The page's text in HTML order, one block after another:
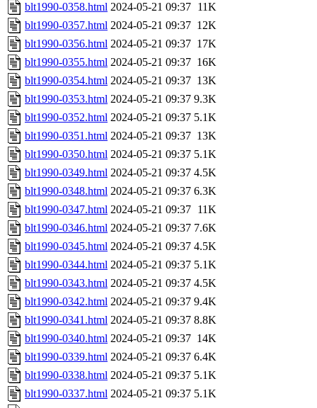
blt1990-0358.html 2024-05-21 09:37 11K
blt1990-0357.html 2024-05-21 09:37 12K
blt1990-0356.html 2024-05-21 09:37 17K
blt1990-0355.html 2024-05-21 09:37 16K
blt1990-0354.html 2024-05-21 09:37 13K
blt1990-0353.html 2024-05-21 09:37 9.3K
blt1990-0352.html 2024-05-21 09:37 5.1K
blt1990-0351.html 2024-05-21 09:37 13K
blt1990-0350.html 2024-05-21 09:37 5.1K
blt1990-0349.html 2024-05-21 09:37 4.5K
blt1990-0348.html 2024-05-21 09:37 6.3K
blt1990-0347.html 2024-05-21 09:37 11K
blt1990-0346.html 2024-05-21 09:37 7.6K
blt1990-0345.html 2024-05-21 09:37 4.5K
blt1990-0344.html 2024-05-21 09:37 5.1K
blt1990-0343.html 2024-05-21 09:37 4.5K
blt1990-0342.html 2024-05-21 09:37 9.4K
blt1990-0341.html 2024-05-21 09:37 8.8K
blt1990-0340.html 2024-05-21 09:37 14K
blt1990-0339.html 2024-05-21 09:37 6.4K
blt1990-0338.html 2024-05-21 09:37 5.1K
blt1990-0337.html 2024-05-21 09:37 5.1K